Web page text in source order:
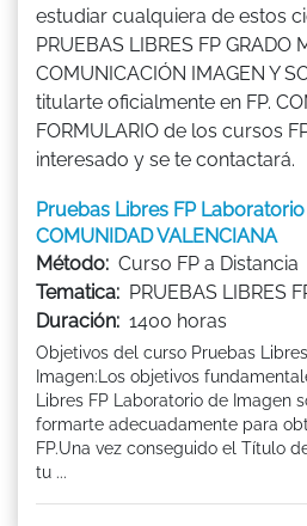
estudiar cualquiera de estos
PRUEBAS LIBRES FP GRADO
COMUNICACIÓN IMAGEN Y
titularte oficialmente en FP.
FORMULARIO de los cursos
interesado y se te contactará.
Pruebas Libres FP
COMUNIDAD VALENCIANA
Método: Curso FP a Distancia
Tematica: PRUEBAS LIBRES
Duración: 1400 horas
Objetivos del curso Pruebas
Imagen:Los objetivos
Libres FP Laboratorio de Imagen
formarte adecuadamente para
FP.Una vez conseguido el Título
tu ...